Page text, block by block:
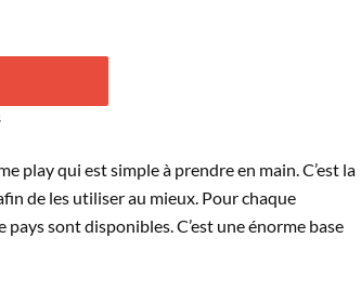
play qui est simple à prendre en main. C’est la
de les utiliser au mieux. Pour chaque
sont disponibles. C’est une énorme base